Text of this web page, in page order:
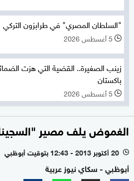
"السلطان المصري" في طرابزون التركي
l 5 أغسطس 2026
زينب الصغيرة.. القضية التي هزت
باكستان
l 5 أغسطس 2026
الغموض يلف مصير
l 20 أكتوبر 2013 - 12:43 بتوقيت أبوظبي
أبوظبي - سكاي نيوز عربية